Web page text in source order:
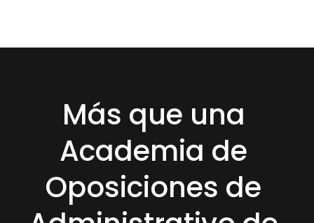
Más que una
Academia de
Oposiciones de